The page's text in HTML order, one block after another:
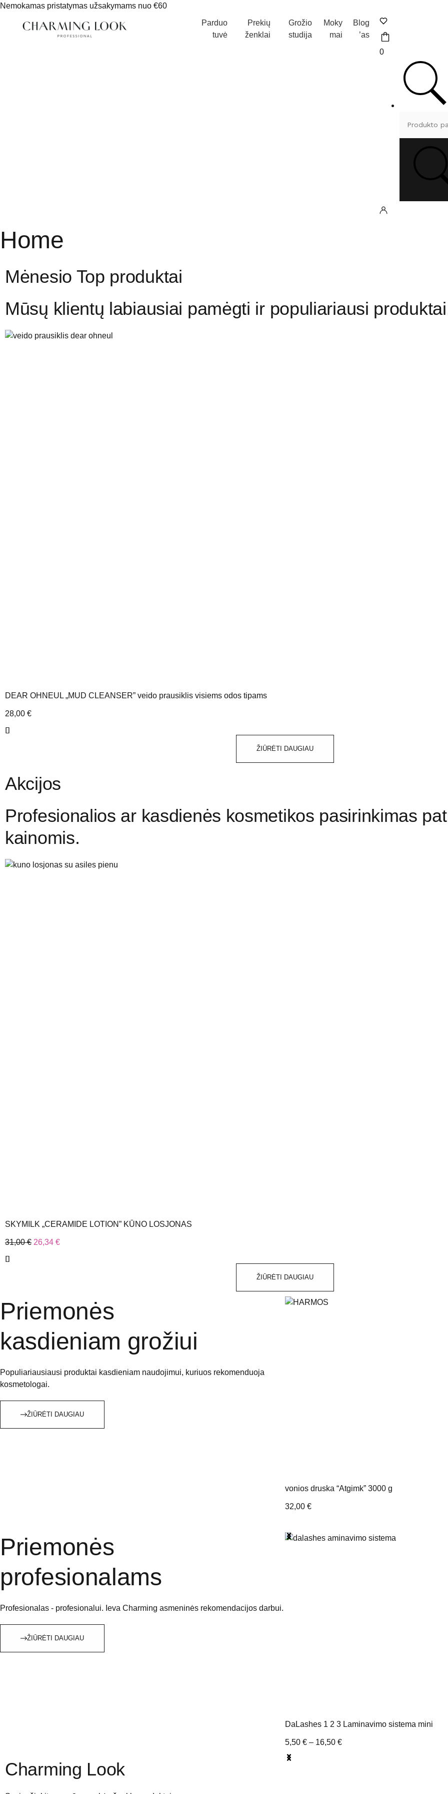
Nemokamas pristatymas užsakymams nuo €60
Parduo
tuvė
Prekių
ženklai
Grožio
studija
Moky
mai
Blog
’as
0
Home
Mėnesio Top produktai
Mūsų klientų labiausiai pamėgti ir populiariausi
DEAR OHNEUL „MUD CLEANSER” veido prausiklis visiems odos tipams
28,00 €
ŽIŪRĖTI DAUGIAU
Akcijos
Profesionalios ar kasdienės kosmetikos pasirinkimas
kainomis.
SKYMILK „CERAMIDE LOTION” KŪNO LOSJONAS
31,00€ 26,34 €
ŽIŪRĖTI DAUGIAU
Priemonės
kasdieniam grožiui
Populiariausiausi produktai kasdieniam naudojimui, kuriuos rekomenduoja
kosmetologai.
ŽIŪRĖTI DAUGIAU
vonios druska “Atgimk” 3000 g
32,00 €
Priemonės
profesionalams
Profesionalas - profesionalui. Ieva Charming asmeninės rekomendacijos darbui.
ŽIŪRĖTI DAUGIAU
DaLashes 1 2 3 Laminavimo sistema mini
5,50 € – 16,50 €
Charming Look